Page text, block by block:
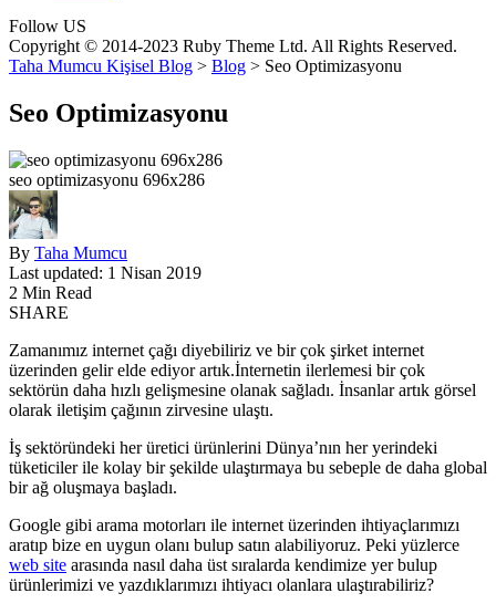
Follow US
Copyright © 2014-2023 Ruby Theme Ltd. All Rights Reserved.
Taha Mumcu Kişisel Blog > Blog > Seo Optimizasyonu
Seo Optimizasyonu
seo optimizasyonu 696x286
By Taha Mumcu
Last updated: 1 Nisan 2019
2 Min Read
SHARE
Zamanımız internet çağı diyebiliriz ve bir çok şirket internet
üzerinden gelir elde ediyor artık.İnternetin ilerlemesi bir çok
sektörün daha hızlı gelişmesine olanak sağladı. İnsanlar artık görsel
olarak iletişim çağının zirvesine ulaştı.
İş sektöründeki her üretici ürünlerini Dünya’nın her yerindeki
tüketiciler ile kolay bir şekilde ulaştırmaya bu sebeple de daha global
bir ağ oluşmaya başladı.
Google gibi arama motorları ile internet üzerinden ihtiyaçlarımızı
aratıp bize en uygun olanı bulup satın alabiliyoruz. Peki yüzlerce
web site arasında nasıl daha üst sıralarda kendimize yer bulup
ürünlerimizi ve yazdıklarımızı ihtiyacı olanlara ulaştırabiliriz?